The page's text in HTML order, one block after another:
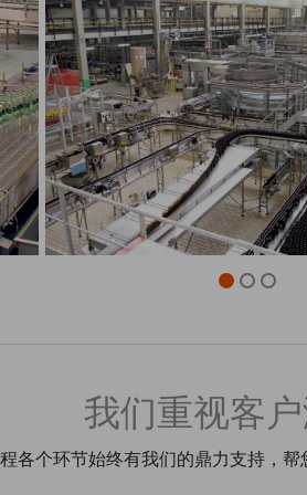
我们重视客
各个环节始终有我们的鼎力支持，